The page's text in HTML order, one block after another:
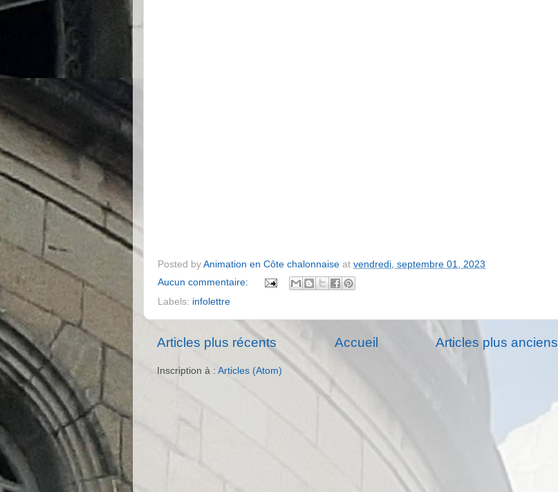
Posted by Animation en Côte chalonnaise at vendredi, septembre 01, 2023
Aucun commentaire:
Labels: infolettre
Articles plus récents Articles plus anciens
Accueil
Inscription à : Articles (Atom)